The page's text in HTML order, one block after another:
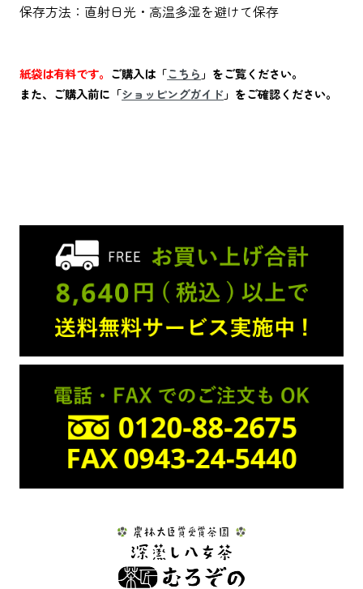
保存方法：直射日光・高温多湿を避けて保存
紙袋は有料です。 ご購入は「こちら 」をご覧ください。
また、ご購入前に「ショッピングガイド 」をご確認ください。